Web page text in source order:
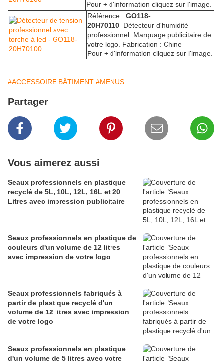
Pour + d'information cliquez sur l'image.
Référence : GO118-
20H70110 Détecteur d'humidité
professionnel. Marquage publicitaire de
votre logo. Fabrication : Chine
Pour + d'information cliquez sur l'image.
#ACCESSOIRE BÂTIMENT #MENUS
Partager
Vous aimerez aussi
Seaux professionnels en plastique
recyclé de 5L, 10L, 12L, 16L et 20
Litres avec impression publicitaire
Seaux professionnels en plastique de
couleurs d'un volume de 12 litres
avec impression de votre logo
Seaux professionnels fabriqués à
partir de plastique recyclé d'un
volume de 12 litres avec impression
de votre logo
Seaux professionnels en plastique
d'un volume de 5 litres avec votre